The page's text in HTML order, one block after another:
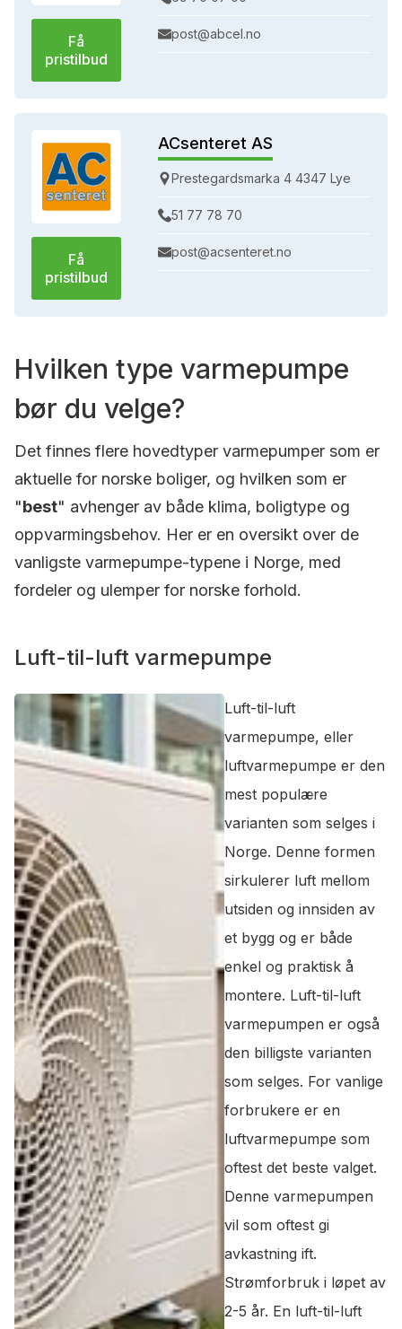
Få
pristilbud
post@abcel.no
Få
pristilbud
ACsenteret AS
Prestegardsmarka 4 4347 Lye
51 77 78 70
post@acsenteret.no
Hvilken type varmepumpe
bør du velge?
Det finnes flere hovedtyper varmepumper som er
aktuelle for norske boliger, og hvilken som er
"best" avhenger av både klima, boligtype og
oppvarmingsbehov. Her er en oversikt over de
vanligste varmepumpe-typene i Norge, med
fordeler og ulemper for norske forhold.
Luft-til-luft varmepumpe
Luft-til-luft
varmepumpe, eller
luftvarmepumpe er den
mest populære
varianten som selges i
Norge. Denne formen
sirkulerer luft mellom
utsiden og innsiden av
et bygg og er både
enkel og praktisk å
montere. Luft-til-luft
varmepumpen er også
den billigste varianten
som selges. For vanlige
forbrukere er en
luftvarmepumpe som
oftest det beste valget.
Denne varmepumpen
vil som oftest gi
avkastning ift.
Strømforbruk i løpet av
2-5 år. En luft-til-luft